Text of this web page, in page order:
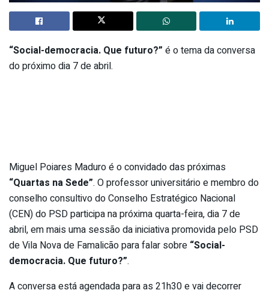
“Social-democracia. Que futuro?” é o tema da conversa
do próximo dia 7 de abril.
Miguel Poiares Maduro é o convidado das próximas
“Quartas na Sede”. O professor universitário e membro do
conselho consultivo do Conselho Estratégico Nacional
(CEN) do PSD participa na próxima quarta-feira, dia 7 de
abril, em mais uma sessão da iniciativa promovida pelo PSD
de Vila Nova de Famalicão para falar sobre “Social-
democracia. Que futuro?”.
A conversa está agendada para as 21h30 e vai decorrer